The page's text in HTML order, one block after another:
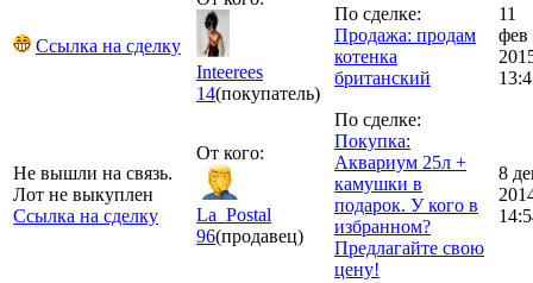
Ссылка на сделку
Inteerees
14(покупатель)
По сделке:
Продажа: продам
котенка
британский
11
фев
Не вышли на связь.
Лот не выкуплен
Ссылка на сделку
От кого:
La_Postal
96(продавец)
По сделке:
Покупка:
Аквариум 25л +
камушки в
подарок. У кого в
избранном?
Предлагайте свою
цену!
8